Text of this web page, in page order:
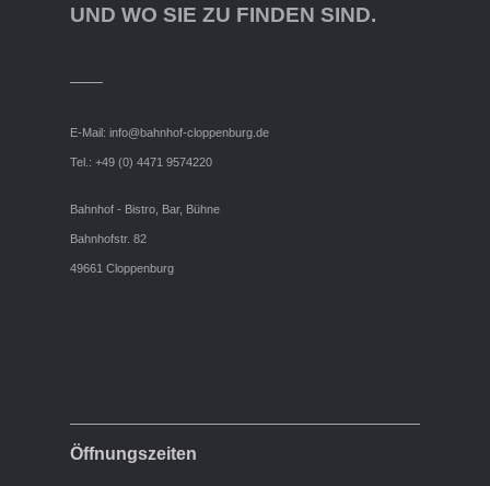
UND WO SIE ZU FINDEN SIND.
E-Mail: info@bahnhof-cloppenburg.de
Tel.: +49 (0) 4471 9574220
Bahnhof - Bistro, Bar, Bühne
Bahnhofstr. 82
49661 Cloppenburg
Öffnungszeiten